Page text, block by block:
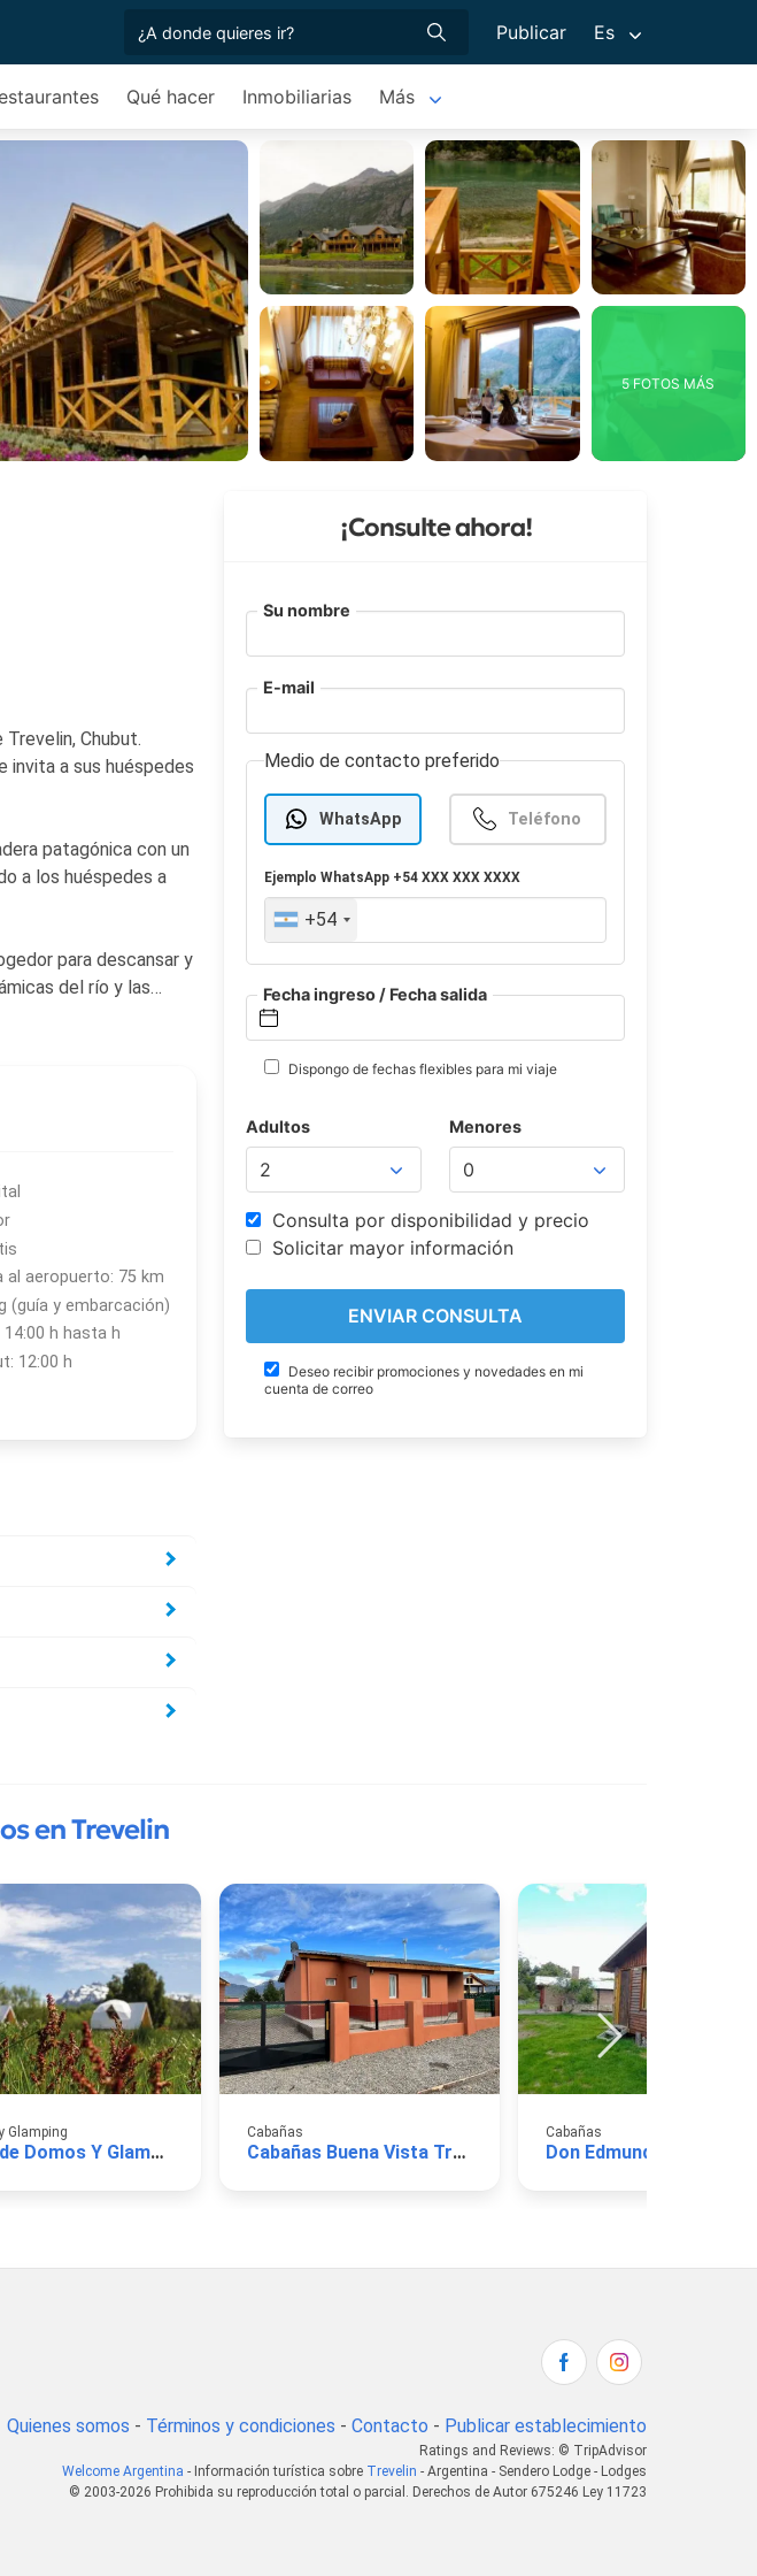
Publicar Es
Qué hacer Inmobiliarias Más
5 FOTOS MÁS
Chubut.
invita a sus huéspedes
patagónica con un
a los huéspedes a
para descansar y
del río y las
al aeropuerto: 75 km
(guía y embarcación)
Check in: 14:00 h hasta h
12:00 h
¡Consulte ahora!
Su nombre
E-mail
Medio de contacto preferido
WhatsApp Teléfono
EjemploWhatsApp +54 XXX XXX XXXX
+54
Fecha ingreso / Fecha salida
Dispongo de fechas flexibles para mi viaje
Adultos Menores
Consulta por disponibilidad y precio
Solicitar mayor información
Deseo recibir promociones y novedades en mi
cuenta de correo
en Trevelin
Glamping
Nomade Domos Y Glamping
Cabañas
Cabañas Buena Vista Trevelin
Cabañas
Don Edmundo
Quienes somos - Términos y condiciones - Contacto - Publicar establecimiento
Ratings and Reviews: © TripAdvisor
Welcome Argentina - Información turística sobre Trevelin - Argentina - Sendero Lodge - Lodges
© 2003-2026 Prohibida su reproducción total o parcial. Derechos de Autor 675246 Ley 11723